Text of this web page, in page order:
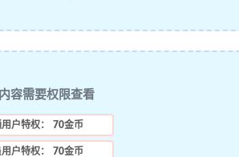
内容需要权限查看
户特权： 70金币
户特权： 70金币